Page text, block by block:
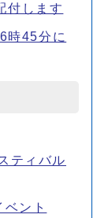
付します
時45分に
ティバル
ント